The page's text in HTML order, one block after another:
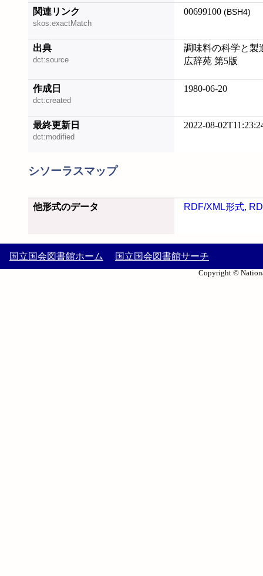
関連リンク
skos:exactMatch
00699100 (BSH4)
出典
dct:source
調味料の科学と製
広辞苑 第5版
作成日
dct:created
1980-06-20
最終更新日
dct:modified
2022-08-
シソーラスマップ
他形式のデータ RDF/XML形式,
国立国会図書館ホーム 国立国会図書館サーチ
Copyright ©